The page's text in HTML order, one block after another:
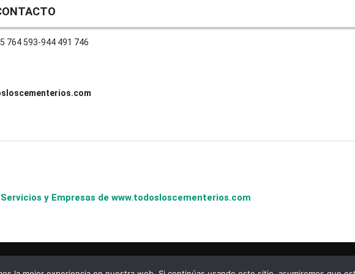
764 593-944 491 746
y Empresas de www.todosloscementerios.com